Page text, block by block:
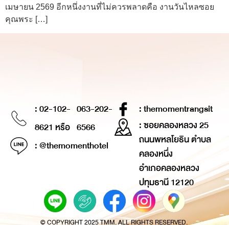
เมษายน 2569 อีกหนึ่งงานที่ไม่ควรพลาดคือ งานวันไหลซอย
คุณพระ […]
: 02-102-
8621 หรือ
063-202-
6566
: @themomenthotel
: themomentrangsit
: ซอยคลองหลวง 25
ถนนพหลโยธิน ตำบล
คลองหนึ่ง
อำเภอคลองหลวง
ปทุมธานี 12120
© COPYRIGHT 2025 TMM. ALL RIGHTS RESERVED.